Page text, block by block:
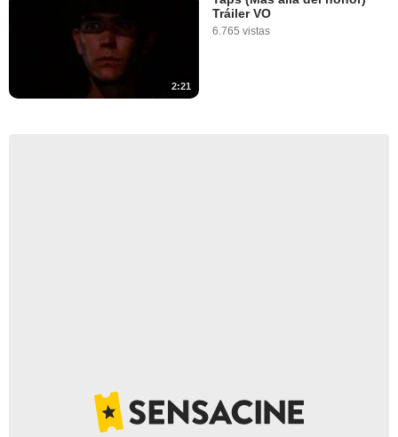
2:21
Tráiler VO
6.765 vistas